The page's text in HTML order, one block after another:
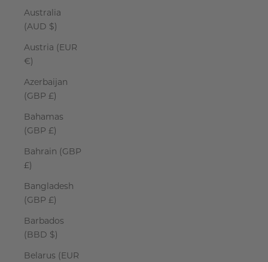
Australia
(AUD $)
Austria (EUR
€)
Azerbaijan
(GBP £)
Bahamas
(GBP £)
Bahrain (GBP
£)
Bangladesh
(GBP £)
Barbados
(BBD $)
Belarus (EUR